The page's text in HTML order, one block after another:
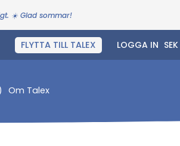
☀️ Glad sommar!
FLYTTA TILL TALEX LOGGA IN
Om Talex